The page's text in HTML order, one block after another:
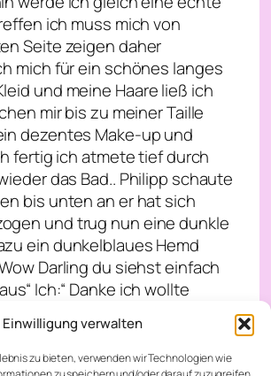
Einwilligung verwalten
zu bieten, verwenden wir Technologien wie
ich muss mich von
Seite zeigen daher
mich für ein schönes langes
und meine Haare ließ ich
mir bis zu meiner Taille
dezentes Make-up und
fertig ich atmete tief durch
das Bad.. Philipp schaute
bis unten an er hat sich
und trug nun eine dunkle
ein dunkelblaues Hemd
Darling du siehst einfach
Ich:“ Danke ich wollte
meine süße“ Ich lächelte
Das essen ist unterwegs